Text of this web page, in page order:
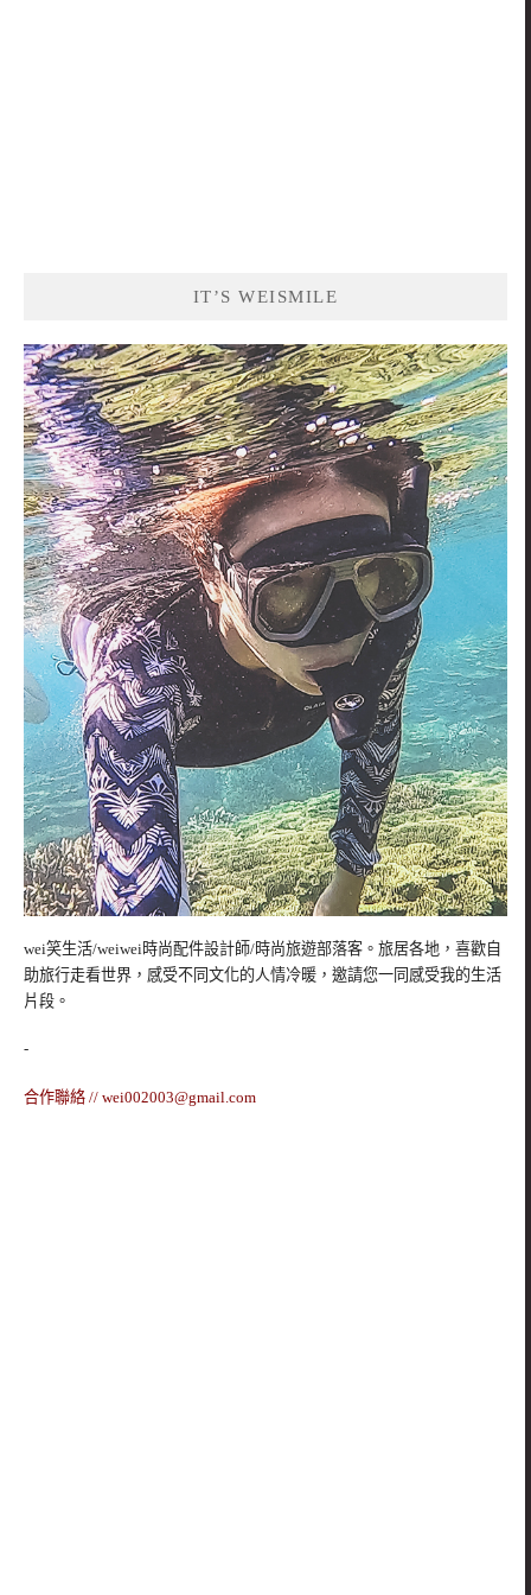
IT’S WEISMILE
wei笑生活/weiwei時尚配件設計師/時尚旅遊部落客。旅居各地，喜歡自
助旅行走看世界，感受不同文化的人情冷暖，邀請您一同感受我的生活
片段。
-
合作聯絡 // wei002003@gmail.com